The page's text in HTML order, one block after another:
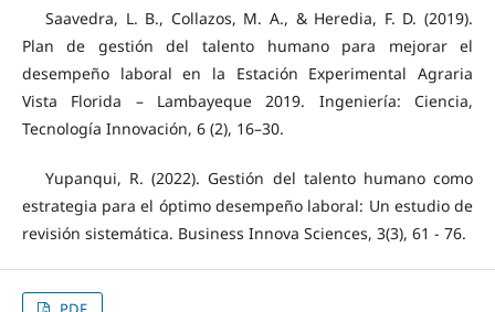
Saavedra, L. B., Collazos, M. A., & Heredia, F. D. (2019).
Plan de gestión del talento humano para mejorar el
desempeño laboral en la Estación Experimental Agraria
Vista Florida – Lambayeque 2019. Ingeniería: Ciencia,
Tecnología Innovación, 6 (2), 16–30.
Yupanqui, R. (2022). Gestión del talento humano como
estrategia para el óptimo desempeño laboral: Un estudio de
revisión sistemática. Business Innova Sciences, 3(3), 61 - 76.